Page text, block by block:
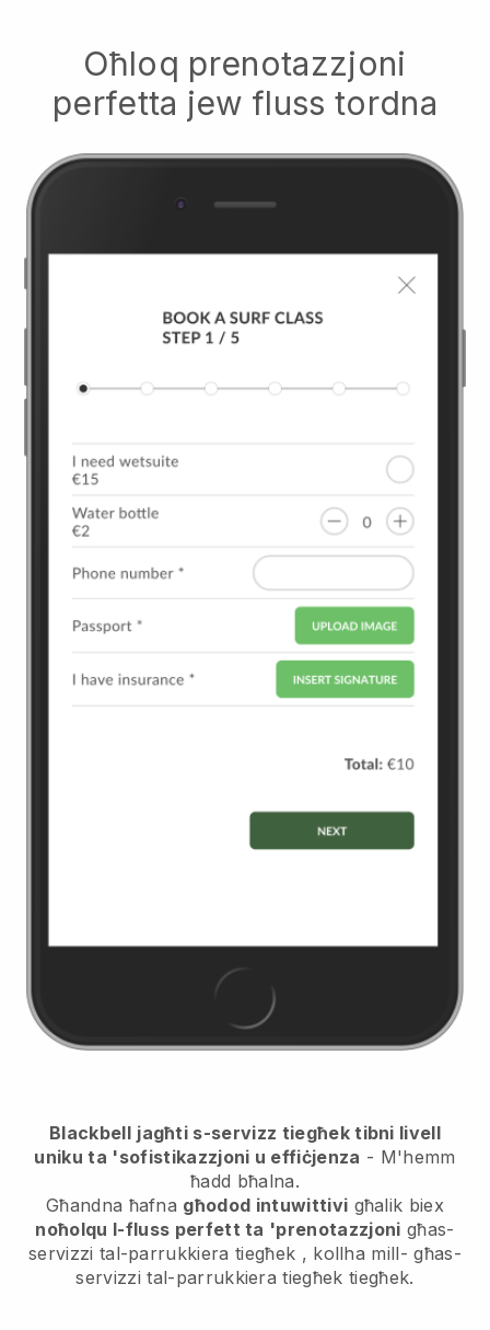
Oħloq prenotazzjoni
perfetta jew fluss tordna
Blackbell jagħti s-servizz tiegħek tibni livell
uniku ta 'sofistikazzjoni u effiċjenza - M'hemm
ħadd bħalna.
Għandna ħafna għodod intuwittivi għalik biex
noħolqu l-fluss perfett ta 'prenotazzjoni għas-
servizzi tal-parrukkiera tiegħek , kollha mill-għas-
servizzi tal-parrukkiera tiegħek tiegħek.